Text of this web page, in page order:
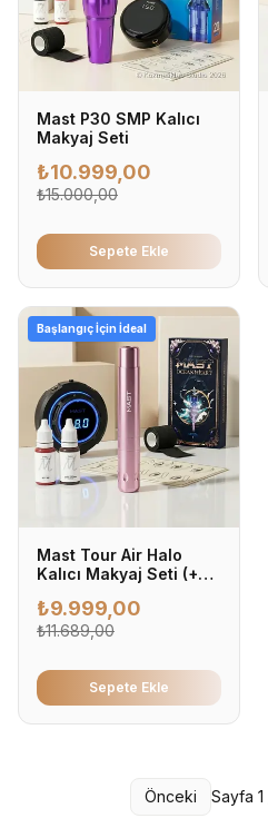
Mast P30 SMP Kalıcı
Makyaj Seti
₺10.999,00
₺15.000,00
Sepete Ekle
Başlangıç İçin İdeal
Mast Tour Air Halo
Kalıcı Makyaj Seti (+2
₺9.999,00
₺11.689,00
Sepete Ekle
Önceki Sayfa 1